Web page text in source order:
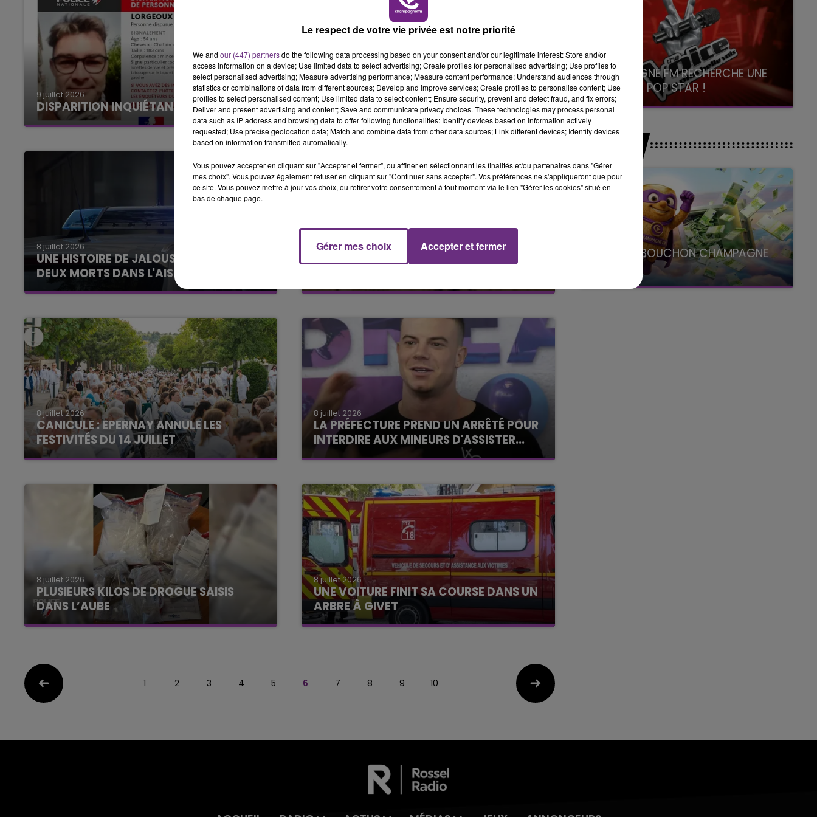
9 juillet 2026
DISPARITION INQUIÉTANTE DANS L'AUBE
9 juillet 2026
DÉBUT DE LA DEUXIÈME PHASE DES
TRAVAUX ELECTRIFICATION DE LA
LIGNE...
8 juillet 2026
UNE HISTOIRE DE JALOUSIE QUI FAIT
DEUX MORTS DANS L'AISNE
8 juillet 2026
LA SÉCHERESSE S'AGGRAVE DANS LA
8 juillet 2026
CANICULE : EPERNAY ANNULE LES
FESTIVITÉS DU 14 JUILLET
8 juillet 2026
LA PRÉFECTURE PREND UN ARRÊTÉ POUR
INTERDIRE AUX MINEURS D'ASSISTER...
8 juillet 2026
PLUSIEURS KILOS DE DROGUE SAISIS
DANS L’AUBE
8 juillet 2026
UNE VOITURE FINIT SA COURSE DANS UN
ARBRE À GIVET
1 2 3 4 5 6 7 8 9 10
CHAMPAGNE FM RECHERCHE UNE
NOUVELLE POP STAR !
Toute la journée sur Champagne FM
JEUX
LE SUPER BOUCHON CHAMPAGNE
avec La Famille Champagne FM, à 8H10
Le respect de votre vie privée est notre priorité
We and our (447) partnersdo the following data processing based on your consent and/or our legitimate interest: Store and/or
access information on a device; Use limited data to select advertising; Create profiles for personalised advertising; Use profiles to
select personalised advertising; Measure advertising performance; Measure content performance; Understand audiences through
statistics or combinations of data from different sources; Develop and improve services; Create profiles to personalise content; Use
profiles to select personalised content; Use limited data to select content; Ensure security, prevent and detect fraud, and fix errors;
Deliver and present advertising and content; Save and communicate privacy choices. These technologies may process personal
data such as IP address and browsing data to offer following functionalities: Identify devices based on information actively
requested; Use precise geolocation data; Match and combine data from other data sources; Link different devices; Identify devices
based on information transmitted automatically.
Vous pouvez accepter en cliquant sur "Accepter et fermer", ou affiner en sélectionnant les finalités et/ou partenaires dans "Gérer
mes choix". Vous pouvez également refuser en cliquant sur "Continuer sans accepter". Vos préférences ne s'appliqueront que pour
ce site. Vous pouvez mettre à jour vos choix, ou retirer votre consentement à tout moment via le lien "Gérer les cookies" situé en
bas de chaque page.
Gérer mes choix Accepter et fermer